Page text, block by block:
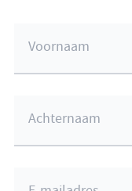
Voornaam
Achternaam